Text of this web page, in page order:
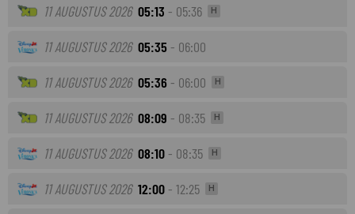
11 AUGUSTUS 2026 05:13 - 05:36 H
11 AUGUSTUS 2026 05:35 - 06:00
11 AUGUSTUS 2026 05:36 - 06:00 H
11 AUGUSTUS 2026 08:09 - 08:35 H
11 AUGUSTUS 2026 08:10 - 08:35 H
11 AUGUSTUS 2026 12:00 - 12:25 H